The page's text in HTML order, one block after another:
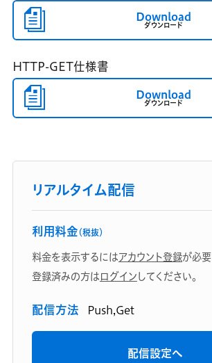
Download
ダウンロード
HTTP-GET仕様書
Download
ダウンロード
リアルタイム配信
利用料金 （税抜）
料金を表示するにはアカウント登録が必要
登録済みの方はログインしてください。
配信方法 Push,Get
配信設定へ